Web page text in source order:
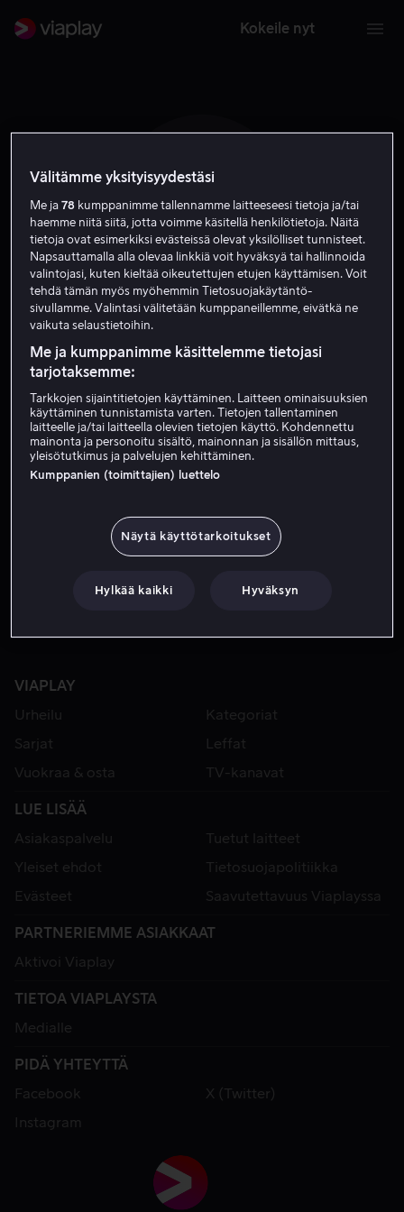
Kokeile nyt
J J
Jaafar Jackson
VIAPLAY
Urheilu
Kategoriat
Sarjat
Leffat
Vuokraa & osta
TV-kanavat
LUE LISÄÄ
Asiakaspalvelu
Tuetut laitteet
Yleiset ehdot
Tietosuojapolitiikka
Evästeet
Saavutettavuus Viaplayssa
PARTNERIEMME ASIAKKAAT
Aktivoi Viaplay
TIETOA VIAPLAYSTA
Medialle
PIDÄ YHTEYTTÄ
Facebook
X (Twitter)
Instagram
Välitämme yksityisyydestäsi
Me ja78 kumppanimme tallennamme laitteeseesi tietoja ja/tai
haemme niitä siitä, jotta voimme käsitellä henkilötietoja. Näitä
tietoja ovat esimerkiksi evästeissä olevat yksilölliset tunnisteet.
Napsauttamalla alla olevaa linkkiä voit hyväksyä tai hallinnoida
valintojasi, kuten kieltää oikeutettujen etujen käyttämisen. Voit
tehdä tämän myös myöhemmin Tietosuojakäytäntö-
sivullamme. Valintasi välitetään kumppaneillemme, eivätkä ne
vaikuta selaustietoihin.
Me ja kumppanimme käsittelemme tietojasi
tarjotaksemme:
Tarkkojen sijaintitietojen käyttäminen. Laitteen ominaisuuksien
käyttäminen tunnistamista varten. Tietojen tallentaminen
laitteelle ja/tai laitteella olevien tietojen käyttö. Kohdennettu
mainonta ja personoitu sisältö, mainonnan ja sisällön mittaus,
yleisötutkimus ja palvelujen kehittäminen.
Kumppanien (toimittajien) luettelo
Näytä käyttötarkoitukset
Hylkää kaikki Hyväksyn